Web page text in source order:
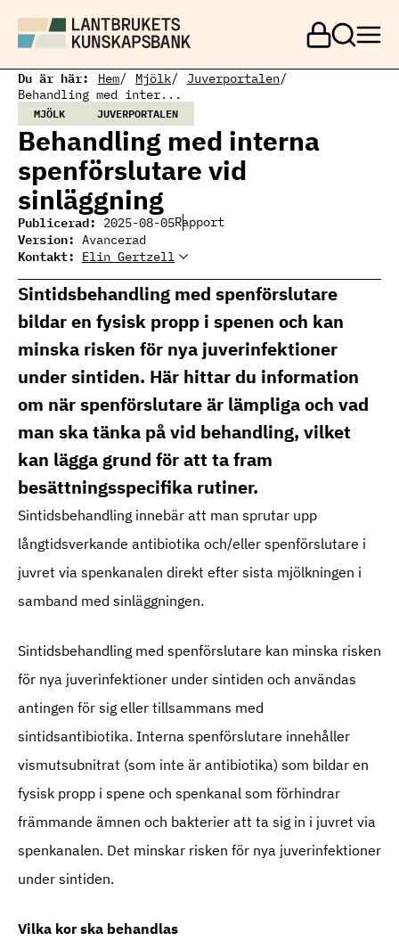
a
Du är här: Hem Mjölk
Juverportalen
Behandling med inter...
MJÖLK JUVERPORTALEN
Behandling med interna
spenförslutare vid
sinläggning
Publicerad:2025-08-05Rapport
Version: Avancerad
Kontakt: Elin Gertzell
Elin Gertzell
mjölkproduktion
elin.gertzell@ri.se
mjölkproduktion
Sintidsbehandling med spenförslutare
bildar en fysisk propp i spenen och kan
minska risken för nya juverinfektioner
under sintiden. Här hittar du information
om när spenförslutare är lämpliga och vad
man ska tänka på vid behandling, vilket
kan lägga grund för att ta fram
besättningsspecifika rutiner.
Sintidsbehandling innebär att man sprutar upp
långtidsverkande antibiotika och/eller spenförslutare i
juvret via spenkanalen direkt efter sista mjölkningen i
samband med sinläggningen.
Sintidsbehandling med spenförslutare kan minska risken
för nya juverinfektioner under sintiden och användas
antingen för sig eller tillsammans med
sintidsantibiotika. Interna spenförslutare innehåller
vismutsubnitrat (som inte är antibiotika) som bildar en
fysisk propp i spene och spenkanal som förhindrar
främmande ämnen och bakterier att ta sig in i juvret via
spenkanalen. Det minskar risken för nya juverinfektioner
under sintiden.
Vilka kor ska behandlas